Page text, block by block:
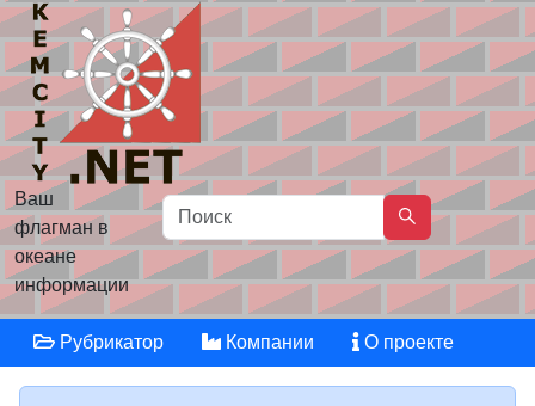
Ваш
флагман в
океане
информации
Рубрикатор Компании О проекте